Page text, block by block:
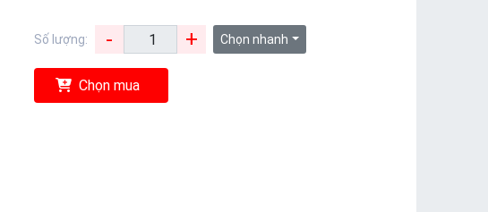
Số lượng: - + Chọn nhanh
Chọn mua